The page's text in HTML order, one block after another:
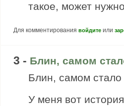
такое, может
Для комментирования войдите или
3 - Блин, самом
Блин, самом стало
У меня вот